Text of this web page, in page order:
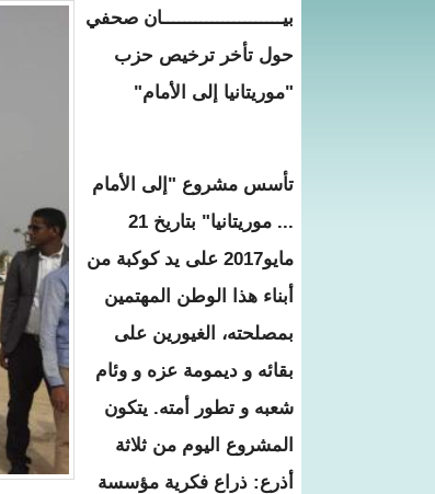
بيــــــــــــــــــــــان صحفي
حول تأخر ترخيص حزب
"موريتانيا إلى الأمام"
تأسس مشروع "إلى الأمام
... موريتانيا" بتاريخ 21
مايو2017 على يد كوكبة من
أبناء هذا الوطن المهتمين
بمصلحته، الغيورين على
بقائه و ديمومة عزه و وئام
شعبه و تطور أمته. يتكون
المشروع اليوم من ثلاثة
أذرع: ذراع فكرية مؤسسة